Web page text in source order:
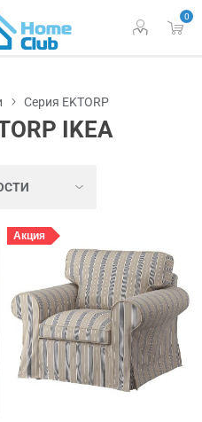
0
Серия EKTORP
IKEA
Акция